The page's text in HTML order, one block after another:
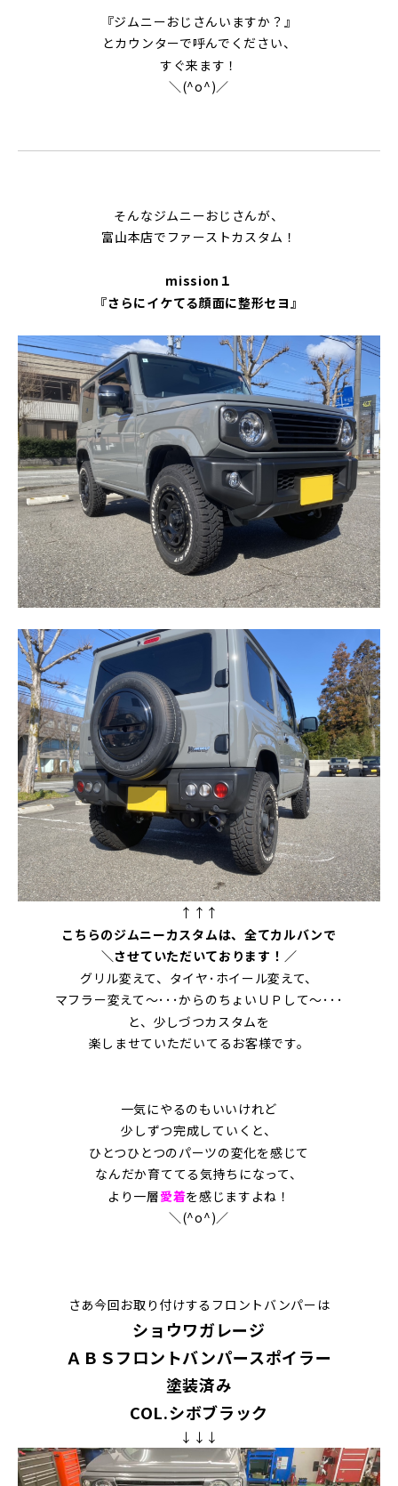
『ジムニーおじさんいますか？』
とカウンターで呼んでください、
すぐ来ます！
＼(^o^)／
そんなジムニーおじさんが、
富山本店でファーストカスタム！
mission１
『さらにイケてる顔面に整形セヨ』
↑↑↑
こちらのジムニーカスタムは、全てカルバンで
＼させていただいております！／
グリル変えて、タイヤ･ホイール変えて、
マフラー変えて～･･･からのちょいＵＰして～･･･
と、少しづつカスタムを
楽しませていただいてるお客様です。
一気にやるのもいいけれど
少しずつ完成していくと、
ひとつひとつのパーツの変化を感じて
なんだか育ててる気持ちになって、
より一層愛着を感じますよね！
＼(^o^)／
さあ今回お取り付けするフロントバンパーは
ショウワガレージ
ＡＢＳフロントバンパースポイラー
塗装済み
COL.シボブラック
↓↓↓